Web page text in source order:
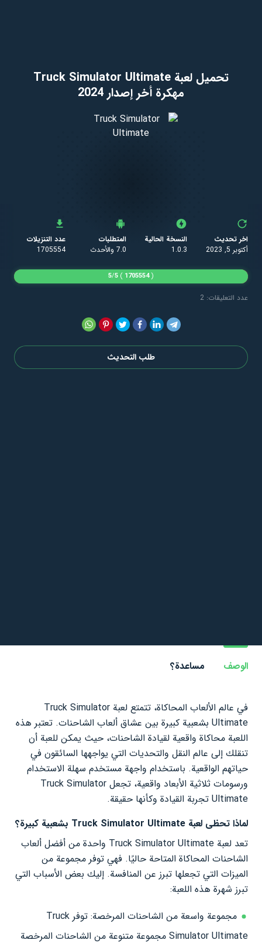
تحميل لعبة Truck Simulator Ultimate
مهكرة أخر إصدار 2024
اخر تحديث
أكتوبر 5, 2023
النسخة الحالية
1.0.3
المتطلبات
7.0 والأحدث
عدد التنزيلات
1705554
عدد التعليقات: 2
(
1705554
)
5/5
طلب التحديث
الوصف مساعدة؟
في عالم الألعاب المحاكاة، تتمتع لعبة Truck Simulator
Ultimate بشعبية كبيرة بين عشاق ألعاب الشاحنات. تعتبر هذه
اللعبة محاكاة واقعية لقيادة الشاحنات، حيث يمكن للعبة أن
تنقلك إلى عالم النقل والتحديات التي يواجهها السائقون في
حياتهم الواقعية. باستخدام واجهة مستخدم سهلة الاستخدام
ورسومات ثلاثية الأبعاد واقعية، تجعل Truck Simulator
Ultimate تجربة القيادة وكأنها حقيقة.
لماذا تحظى لعبة Truck Simulator Ultimate بشعبية كبيرة؟
تعد لعبة Truck Simulator Ultimate واحدة من أفضل ألعاب
الشاحنات المحاكاة المتاحة حاليًا. فهي توفر مجموعة من
الميزات التي تجعلها تبرز عن المنافسة. إليك بعض الأسباب التي
تبرز شهرة هذه اللعبة:
مجموعة واسعة من الشاحنات المرخصة: توفر Truck
Simulator Ultimate مجموعة متنوعة من الشاحنات المرخصة